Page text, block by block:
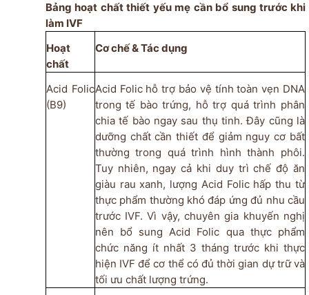
Bảng hoạt chất thiết yếu mẹ cần bổ sung trước khi
làm IVF
Hoạt
chất
Cơ chế & Tác dụng
Acid Folic
(B9)
Acid Folic hỗ trợ bảo vệ tính toàn vẹn DNA
trong tế bào trứng, hỗ trợ quá trình phân
chia tế bào ngaysau thụ tinh. Đây cũng là
dưỡng chất cần thiết để giảm nguy cơ bất
thường trong quá trình hình thành phôi.
Tuy nhiên, ngay cả khi duy trì chế độ ăn
giàu rau xanh, lượng Acid Folic hấp thu từ
thực phẩm thường khó đáp ứng đủ nhu cầu
trước IVF. Vì vậy, chuyên gia khuyến nghị
nên bổ sung Acid Folic qua thực phẩm
chức năng ít nhất 3 tháng trước khi thực
hiện IVF để cơ thể có đủ thời gian dự trữ và
tối ưu chất lượng trứng.